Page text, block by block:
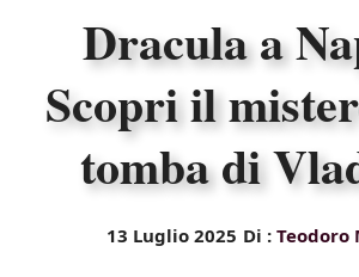
Dracula a
Scopri il
tomba di
13 Luglio 2025 Di : Teodoro